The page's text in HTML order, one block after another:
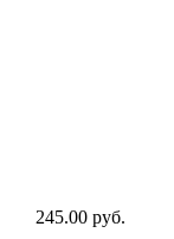
245.00 руб.